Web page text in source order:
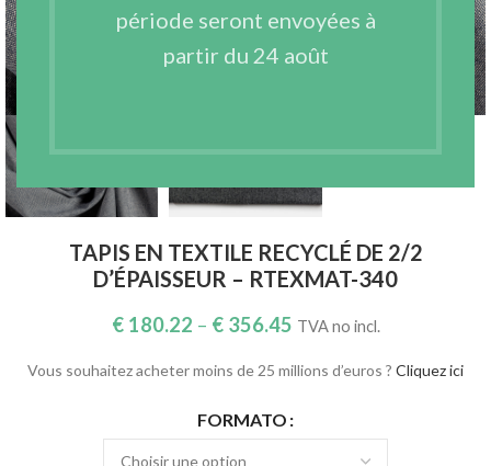
période seront envoyées à
partir du 24 août
Voir Vidéo
TAPIS EN TEXTILE RECYCLÉ DE 2/2
D’ÉPAISSEUR – RTEXMAT-340
€180.22 – €356.45 TVA no incl.
Vous souhaitez acheter moins de 25 millions d’euros ? Cliquez ici
FORMATO